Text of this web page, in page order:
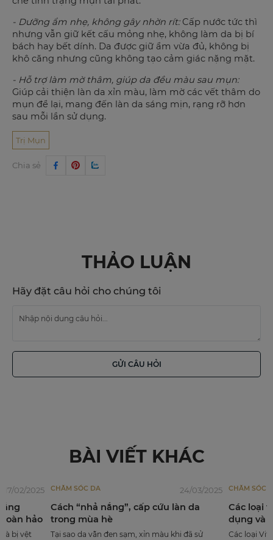
- Dưỡng ẩm nhẹ, không gây nhờn rít:Cấp nước tức thì
nhưng vẫn giữ kết cấu mỏng nhẹ, không làm da bị bí
bách hay bết dính. Da được giữ ẩm vừa đủ, không bị
khô căng nhưng cũng không tạo cảm giác nặng mặt.
- Hỗ trợ làm mờ thâm, giúp da đều màu sau mụn:
Giúp cải thiện làn da xỉn màu, làm mờ các vết thâm do
mụn để lại, mang đến làn da sáng mịn, rạng rỡ hơn
sau mỗi lần sử dụng.
Trị Mụn
Chia sẻ
THẢO LUẬN
Hãy đặt câu hỏi cho chúng tôi
GỬI CÂU HỎI
BÀI VIẾT KHÁC
17/02/2025
hảo
bị vệt
CHĂM SÓC DA 24/03/2025
Cách “nhả nắng”, cấp cứu làn da
trong mùa hè
Tại sao da vẫn đen sạm, xỉn màu khi đã sử
CHĂM SÓC
Các loại
dụng và
Các loại